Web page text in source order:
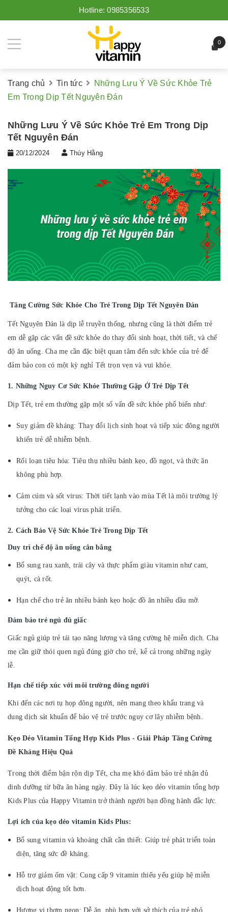
Hotline:0985356533
0
Trang chủ Tin tức
Những Lưu Ý Về Sức Khỏe Trẻ
Em Trong Dịp Tết Nguyên Đán
Những Lưu Ý Về Sức Khỏe Trẻ Em Trong Dịp
Tết Nguyên Đán
20/12/2024 Thúy Hằng
Tăng Cường Sức Khỏe Cho Trẻ Trong Dịp Tết Nguyên Đán
Tết Nguyên Đán là dịp lễ truyền thống, nhưng cũng là thời điểm trẻ
em dễ gặp các vấn đề sức khỏe do thay đổi sinh hoạt, thời tiết, và chế
độ ăn uống. Cha mẹ cần đặc biệt quan tâm đến sức khỏe của trẻ để
đảm bảo con có một kỳ nghỉ Tết trọn vẹn và vui khỏe.
1. Những Nguy Cơ Sức Khỏe Thường Gặp Ở Trẻ Dịp Tết
Dịp Tết, trẻ em thường gặp một số vấn đề sức khỏe phổ biến như:
Suy giảm đề kháng: Thay đổi lịch sinh hoạt và tiếp xúc đông người
khiến trẻ dễ nhiễm bệnh.
Rối loạn tiêu hóa: Tiêu thụ nhiều bánh kẹo, đồ ngọt, và thức ăn
không phù hợp.
Cảm cúm và sốt virus: Thời tiết lạnh vào mùa Tết là môi trường lý
tưởng cho các loại virus phát triển.
2. Cách Bảo Vệ Sức Khỏe Trẻ Trong Dịp Tết
Duy trì chế độ ăn uống cân bằng
Bổ sung rau xanh, trái cây và thực phẩm giàu vitamin như cam,
quýt, cà rốt.
Hạn chế cho trẻ ăn nhiều bánh kẹo hoặc đồ ăn nhiều dầu mỡ.
Đảm bảo trẻ ngủ đủ giấc
Giấc ngủ giúp trẻ tái tạo năng lượng và tăng cường hệ miễn dịch. Cha
mẹ cần giữ thói quen ngủ đúng giờ cho trẻ, kể cả trong những ngày
lễ.
Hạn chế tiếp xúc với môi trường đông người
Khi đến các nơi tụ họp đông người, nên mang theo khẩu trang và
dung dịch sát khuẩn để bảo vệ trẻ trước nguy cơ lây nhiễm bệnh.
Kẹo Dẻo Vitamin Tổng Hợp Kids Plus - Giải Pháp Tăng Cường
Đề Kháng Hiệu Quả
Trong thời điểm bận rộn dịp Tết, cha mẹ khó đảm bảo trẻ nhận đủ
dinh dưỡng từ bữa ăn hàng ngày. Đây là lúc kẹo dẻo vitamin tổng hợp
Kids Plus của Happy Vitamin trở thành người bạn đồng hành đắc lực.
Lợi ích của kẹo dẻo vitamin Kids Plus:
Bổ sung vitamin và khoáng chất cần thiết: Giúp trẻ phát triển toàn
diện, tăng sức đề kháng.
Hỗ trợ giảm ốm vặt: Cung cấp 9 vitamin thiếu yếu giúp hệ miễn
dịch hoạt động tốt hơn.
Hương vị thơm ngon: Dễ ăn, phù hợp với sở thích của trẻ nhỏ.